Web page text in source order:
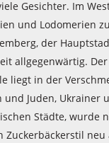
Gesichter. Im
und Lodomerien
der
allgegenwärtig.
liegt in der
Juden, Ukrainer
Städte, wurde
Zuckerbäckerstil